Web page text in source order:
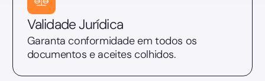
Validade Jurídica
Garanta conformidade em todos os
documentos e aceites colhidos.